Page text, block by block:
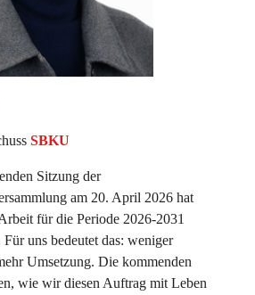
SBKU
Sitzung der
am 20. April 2026 hat
für die Periode 2026-2031
uns bedeutet das: weniger
Umsetzung. Die kommenden
wie wir diesen Auftrag mit Leben